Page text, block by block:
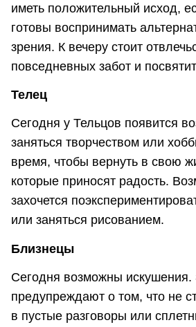
иметь положительный исход,
готовы воспринимать
зрения. К вечеру стоит
повседневных забот и
Телец
Сегодня у Тельцов появится
заняться творчеством или
время, чтобы вернуть в свою
которые приносят радость.
захочется
или заняться рисованием.
Близнецы
Сегодня возможны искушения.
предупреждают о том, что не
в пустые разговоры или